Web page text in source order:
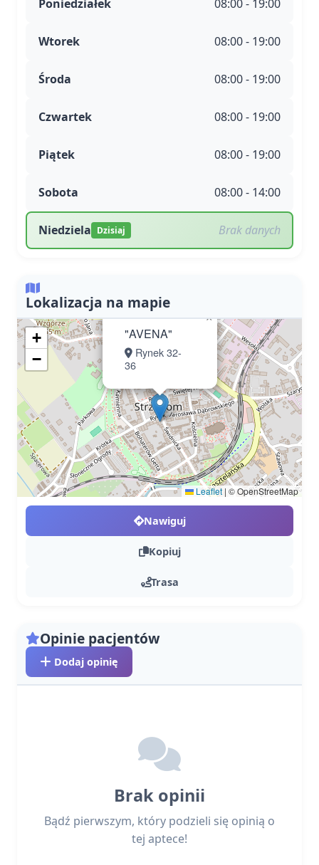
Poniedziałek 08:00 - 19:00
Wtorek 08:00 - 19:00
Środa 08:00 - 19:00
Czwartek 08:00 - 19:00
Piątek 08:00 - 19:00
Sobota 08:00 - 14:00
Niedziela Dzisiaj Brak danych
Lokalizacja na mapie
"AVENA"
Rynek 32-
36
×
+
−
Leaflet | © OpenStreetMap
Nawiguj
Kopiuj
Trasa
Opinie pacjentów
Dodaj opinię
Brak opinii
Bądź pierwszym, który podzieli się opinią o
tej aptece!